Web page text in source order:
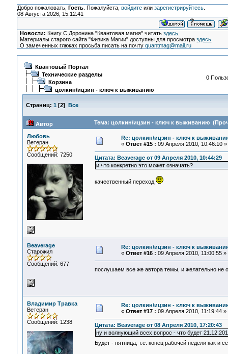
Добро пожаловать, Гость. Пожалуйста, войдитеили зарегистрируйтесь.
08 Августа 2026, 15:12:41
Новости: Книгу С.Доронина "Квантовая магия" читатьздесь
Материалы старого сайта "Физика Магии" доступны для просмотраздесь
О замеченных глюках просьба писать на почтуquantmag@mail.ru
Квантовый Портал
Технические разделы
Корзина
цолкин/ицзин - ключ к выживанию
0
Страниц: 1 [2] Все
Автор Тема: цолкин/ицзин - ключ к выживанию
Любовь
Ветеран
Сообщений: 7250
Re: цолкин/ицзин - ключ к
« Ответ #15 : 09 Апреля 2010, 10:46:10 »
Цитата: Beaverage от 09 Апреля 2010, 10:44:29
и что конкретно это может означать?
качественный переход
Beaverage
Старожил
Сообщений: 677
Re: цолкин/ицзин - ключ к
« Ответ #16 : 09 Апреля 2010, 11:00:55 »
послушаем все же автора темы, и желательно
Владимир Травка
Ветеран
Сообщений: 1238
Re: цолкин/ицзин - ключ к
« Ответ #17 : 09 Апреля 2010, 11:19:44 »
Цитата: Beaverage от 08 Апреля 2010, 17:20:43
ну и волнующий всех вопрос - что будет
Будет - пятница, т.е. конец рабочей недели как и